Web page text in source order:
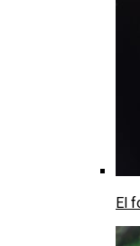
El